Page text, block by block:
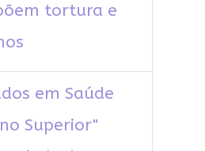
tortura e
em Saúde
Superior"